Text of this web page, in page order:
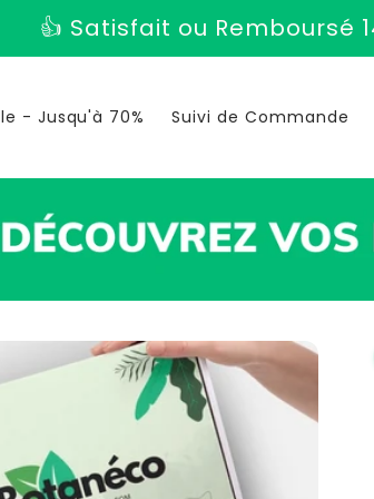
Big Sale: Jusqu'à70%
- Jusqu'à 70% Suivi de Commande